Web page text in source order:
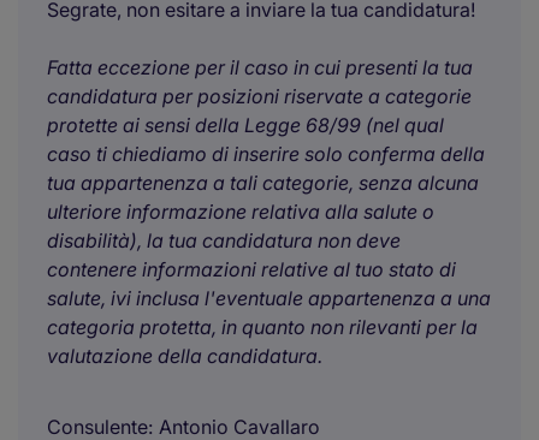
Segrate, non esitare a inviare la tua candidatura!
Fatta eccezione per il caso in cui presenti la tua
candidatura per posizioni riservate a categorie
protette ai sensi della Legge 68/99 (nel qual
caso ti chiediamo di inserire solo conferma della
tua appartenenza a tali categorie, senza alcuna
ulteriore informazione relativa alla salute o
disabilità), la tua candidatura non deve
contenere informazioni relative al tuo stato di
salute, ivi inclusa l'eventuale appartenenza a una
categoria protetta, in quanto non rilevanti per la
valutazione della candidatura.
Consulente Antonio Cavallaro